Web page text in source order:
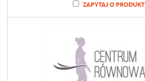
ZAPYTAJ O PRODUKT